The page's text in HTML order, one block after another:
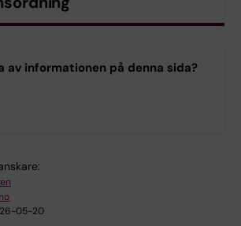
av informationen på denna sida?
05-20